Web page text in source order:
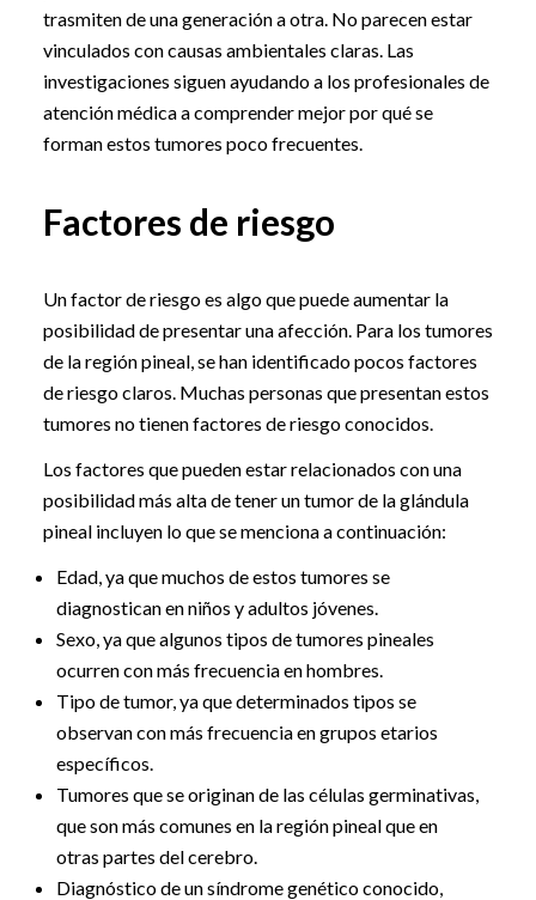
trasmiten de una generación a otra. No parecen estar
vinculados con causas ambientales claras. Las
investigaciones siguen ayudando a los profesionales de
atención médica a comprender mejor por qué se
forman estos tumores poco frecuentes.
Factores de riesgo
Un factor de riesgo es algo que puede aumentar la
posibilidad de presentar una afección. Para los tumores
de la región pineal, se han identificado pocos factores
de riesgo claros. Muchas personas que presentan estos
tumores no tienen factores de riesgo conocidos.
Los factores que pueden estar relacionados con una
posibilidad más alta de tener un tumor de la glándula
pineal incluyen lo que se menciona a continuación:
Edad, ya que muchos de estos tumores se
diagnostican en niños y adultos jóvenes.
Sexo, ya que algunos tipos de tumores pineales
ocurren con más frecuencia en hombres.
Tipo de tumor, ya que determinados tipos se
observan con más frecuencia en grupos etarios
específicos.
Tumores que se originan de las células germinativas,
que son más comunes en la región pineal que en
otras partes del cerebro.
Diagnóstico de un síndrome genético conocido,